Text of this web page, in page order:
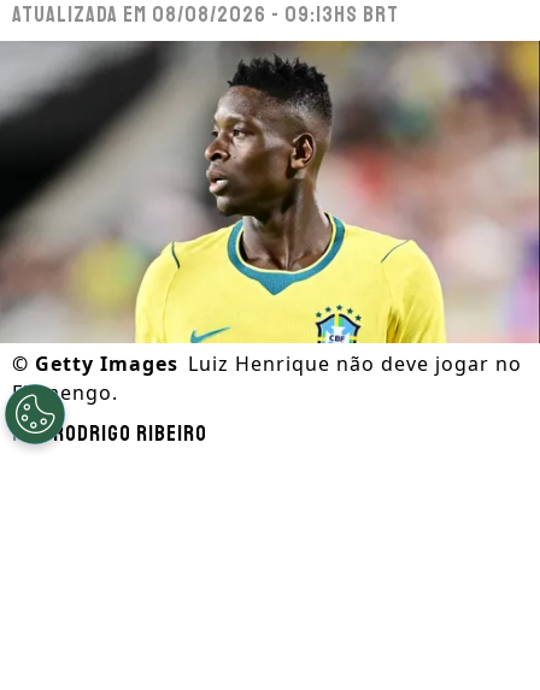
Atualizada em 08/08/2026 - 09:13hs BRT
© Getty Images Luiz Henrique não deve jogar no
Flamengo.
PorRodrigo Ribeiro